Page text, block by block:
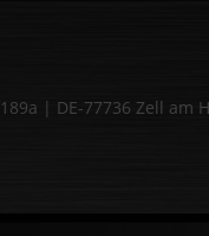
| DE-77736 Zell am